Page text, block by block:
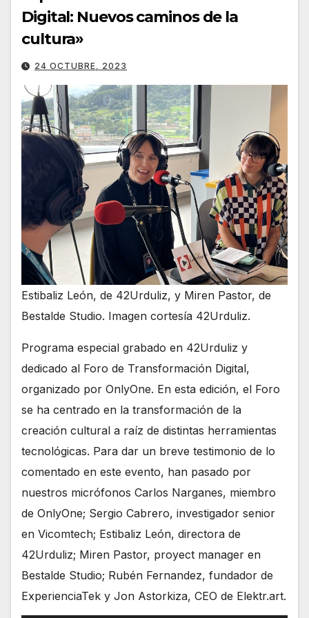
Digital: Nuevos caminos de la
cultura»
24 OCTUBRE, 2023
Estibaliz León, de 42Urduliz, y Miren Pastor, de
Bestalde Studio. Imagen cortesía 42Urduliz.
Programa especial grabado en 42Urduliz y
dedicado al Foro de Transformación Digital,
organizado por OnlyOne. En esta edición, el Foro
se ha centrado en la transformación de la
creación cultural a raíz de distintas herramientas
tecnológicas. Para dar un breve testimonio de lo
comentado en este evento, han pasado por
nuestros micrófonos Carlos Narganes, miembro
de OnlyOne; Sergio Cabrero, investigador senior
en Vicomtech; Estibaliz León, directora de
42Urduliz; Miren Pastor, proyect manager en
Bestalde Studio; Rubén Fernandez, fundador de
ExperienciaTek y Jon Astorkiza, CEO de Elektr.art.